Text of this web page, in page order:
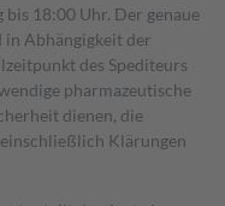
18:00 Uhr. Der genaue
in Abhängigkeit der
des Spediteurs
pharmazeutische
dienen, die
Klärungen